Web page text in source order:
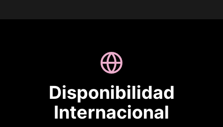
Disponibilidad
Internacional